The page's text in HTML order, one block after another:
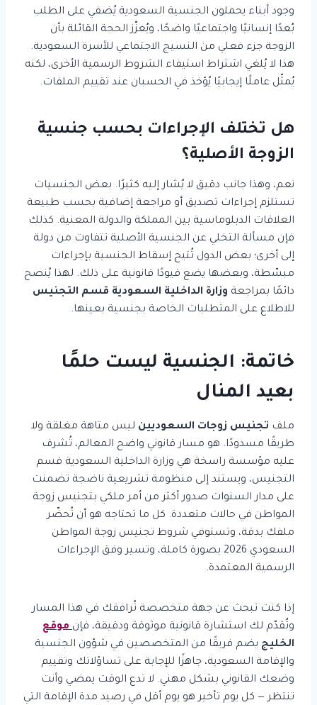
وجود أبناء يحملون الجنسية السعودية يُضفي على الطلب
بُعدًا إنسانيًا واجتماعيًا واضحًا، ويُعزّز الحجة القائلة بأن
الزوجة جزء فعلي من النسيج الاجتماعي للأسرة السعودية.
هذا لا يُلغي اشتراط استيفاء الشروط الرسمية الأخرى، لكنه
يُمثّل عاملًا إيجابيًا يُؤخذ في الحسبان عند تقييم الملفات.
هل تختلف الإجراءات بحسب جنسية
الزوجة الأصلية؟
نعم، وهذا جانب دقيق لا يُشار إليه كثيرًا. بعض الجنسيات
تستلزم إجراءات تصديق أو مراجعة إضافية بحسب طبيعة
العلاقات الدبلوماسية بين المملكة والدولة المعنية. كذلك
فإن مسألة التخلي عن الجنسية الأصلية تتفاوت من دولة
إلى أخرى؛ بعض الدول تُتيح إسقاط الجنسية بإجراءات
مبسّطة، وبعضها يضع قيودًا قانونية على ذلك. لهذا يُنصح
دائمًا بمراجعة وزارة الداخلية السعودية قسم التجنيس
للاطلاع على المتطلبات الخاصة بجنسية بعينها.
خاتمة: الجنسية ليست حلمًا
بعيد المنال
ملف تجنيس زوجات السعوديين ليس متاهة مغلقة ولا
طريقًا مسدودًا. هو مسار قانوني واضح المعالم، تُشرف
عليه مؤسسة راسخة هي وزارة الداخلية السعودية قسم
التجنيس، ويستند إلى منظومة تشريعية ناضجة تضمنت
على مدار السنوات صدور أكثر من أمر ملكي بتجنيس زوجة
المواطن في حالات متعددة. كل ما تحتاجه هو أن تُحضّر
ملفك بدقة، وتستوفي شروط تجنيس زوجة المواطن
السعودي 2026 بصورة كاملة، وتسير وفق الإجراءات
الرسمية المعتمدة.
إذا كنت تبحث عن جهة متخصصة تُرافقك في هذا المسار
وتُقدّم لك استشارة قانونية موثوقة ودقيقة، فإنموقع
الخليج يضم فريقًا من المتخصصين في شؤون الجنسية
والإقامة السعودية، جاهزًا للإجابة على تساؤلاتك وتقييم
وضعك القانوني بشكل مهني. لا تدع الوقت يمضي وأنت
تنتظر — كل يوم تأخير هو يوم أقل في رصيد مدة الإقامة التي